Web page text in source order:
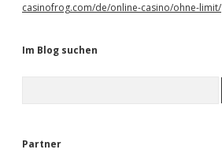
casinofrog.com/de/online-casino/ohne-limit/
Im Blog suchen
e
Partner